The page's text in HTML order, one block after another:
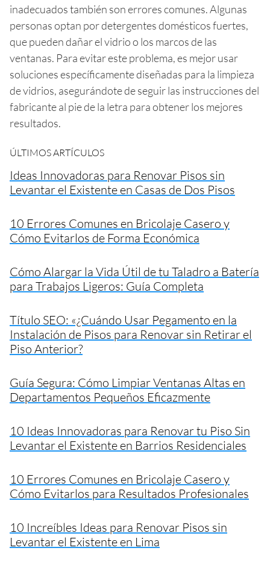
inadecuados también son errores comunes. Algunas
personas optan por detergentes domésticos fuertes,
que pueden dañar el vidrio o los marcos de las
ventanas. Para evitar este problema, es mejor usar
soluciones específicamente diseñadas para la limpieza
de vidrios, asegurándote de seguir las instrucciones del
fabricante al pie de la letra para obtener los mejores
resultados.
ÚLTIMOS ARTÍCULOS
Ideas Innovadoras para Renovar Pisos sin
Levantar el Existente en Casas de Dos Pisos
10 Errores Comunes en Bricolaje Casero y
Cómo Evitarlos de Forma Económica
Cómo Alargar la Vida Útil de tu Taladro a Batería
para Trabajos Ligeros: Guía Completa
Título SEO: «¿Cuándo Usar Pegamento en la
Instalación de Pisos para Renovar sin Retirar el
Piso Anterior?
Guía Segura: Cómo Limpiar Ventanas Altas en
Departamentos Pequeños Eficazmente
10 Ideas Innovadoras para Renovar tu Piso Sin
Levantar el Existente en Barrios Residenciales
10 Errores Comunes en Bricolaje Casero y
Cómo Evitarlos para Resultados Profesionales
10 Increíbles Ideas para Renovar Pisos sin
Levantar el Existente en Lima